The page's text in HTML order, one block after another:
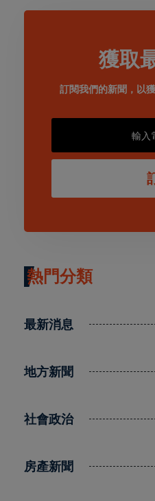
獲取
訂閱我們的新聞，以
熱門分類
最新消息
地方新聞
社會政治
房產新聞